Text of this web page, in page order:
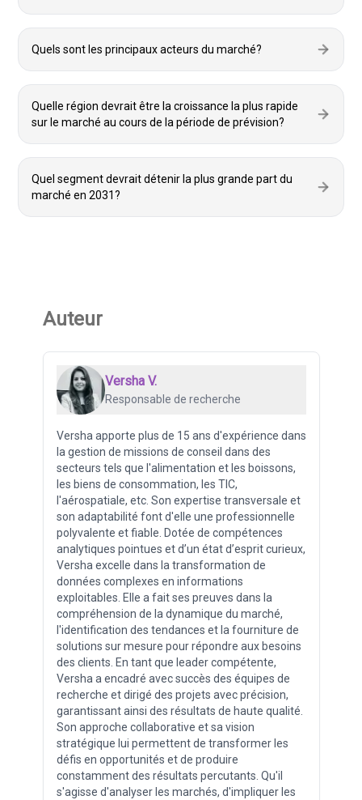
Quels sont les principaux acteurs du marché?
Quelle région devrait être la croissance la plus rapide
sur le marché au cours de la période de prévision?
Quel segment devrait détenir la plus grande part du
marché en 2031?
Auteur
Versha V.
Responsable de recherche
Versha apporte plus de 15 ans d'expérience dans
la gestion de missions de conseil dans des
secteurs tels que l'alimentation et les boissons,
les biens de consommation, les TIC,
l'aérospatiale, etc. Son expertise transversale et
son adaptabilité font d'elle une professionnelle
polyvalente et fiable. Dotée de compétences
analytiques pointues et d’un état d’esprit curieux,
Versha excelle dans la transformation de
données complexes en informations
exploitables. Elle a fait ses preuves dans la
compréhension de la dynamique du marché,
l'identification des tendances et la fourniture de
solutions sur mesure pour répondre aux besoins
des clients. En tant que leader compétente,
Versha a encadré avec succès des équipes de
recherche et dirigé des projets avec précision,
garantissant ainsi des résultats de haute qualité.
Son approche collaborative et sa vision
stratégique lui permettent de transformer les
défis en opportunités et de produire
constamment des résultats percutants. Qu'il
s'agisse d'analyser les marchés, d'impliquer les